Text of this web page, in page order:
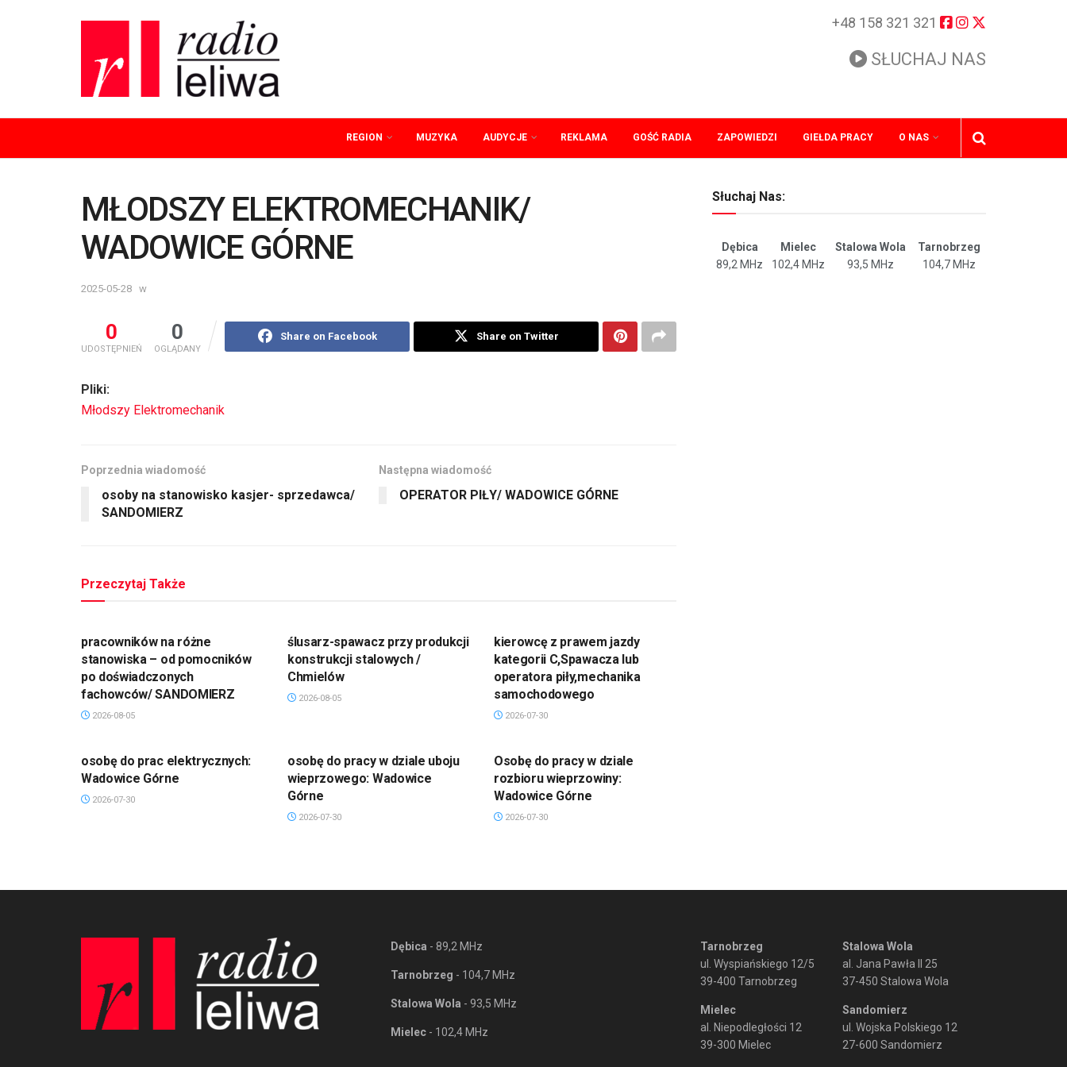
+48 158 321 321
SŁUCHAJ NAS
REGION MUZYKA AUDYCJE REKLAMA GOŚĆ RADIA ZAPOWIEDZI GIEŁDA PRACY O NAS
MŁODSZY ELEKTROMECHANIK/
WADOWICE GÓRNE
2025-05-28 w
0
UDOSTĘPNIEŃ
0
OGLĄDANY
Share on Facebook Share on Twitter
Pliki:
Młodszy Elektromechanik
Poprzednia wiadomość
osoby na stanowisko kasjer- sprzedawca/
SANDOMIERZ
Następna wiadomość
OPERATOR PIŁY/ WADOWICE GÓRNE
Przeczytaj Także
pracowników na różne
stanowiska – od pomocników
po doświadczonych
fachowców/ SANDOMIERZ
2026-08-05
ślusarz-spawacz przy produkcji
konstrukcji stalowych /
Chmielów
2026-08-05
kierowcę z prawem jazdy
kategorii C,Spawacza lub
operatora piły,mechanika
samochodowego
2026-07-30
osobę do prac elektrycznych:
Wadowice Górne
2026-07-30
osobę do pracy w dziale uboju
wieprzowego: Wadowice
Górne
2026-07-30
Osobę do pracy w dziale
rozbioru wieprzowiny:
Wadowice Górne
2026-07-30
Słuchaj Nas:
Dębica Mielec Stalowa Wola
Tarnobrzeg
89,2 MHz
102,4 MHz 93,5 MHz 104,7 MHz
Dębica - 89,2 MHz
Tarnobrzeg - 104,7 MHz
Stalowa Wola - 93,5 MHz
Mielec - 102,4 MHz
Tarnobrzeg
ul. Wyspiańskiego 12/5
39-400 Tarnobrzeg
Mielec
al. Niepodległości 12
39-300 Mielec
Stalowa Wola
al. Jana Pawła II 25
37-450 Stalowa Wola
Sandomierz
ul. Wojska Polskiego 12
27-600 Sandomierz